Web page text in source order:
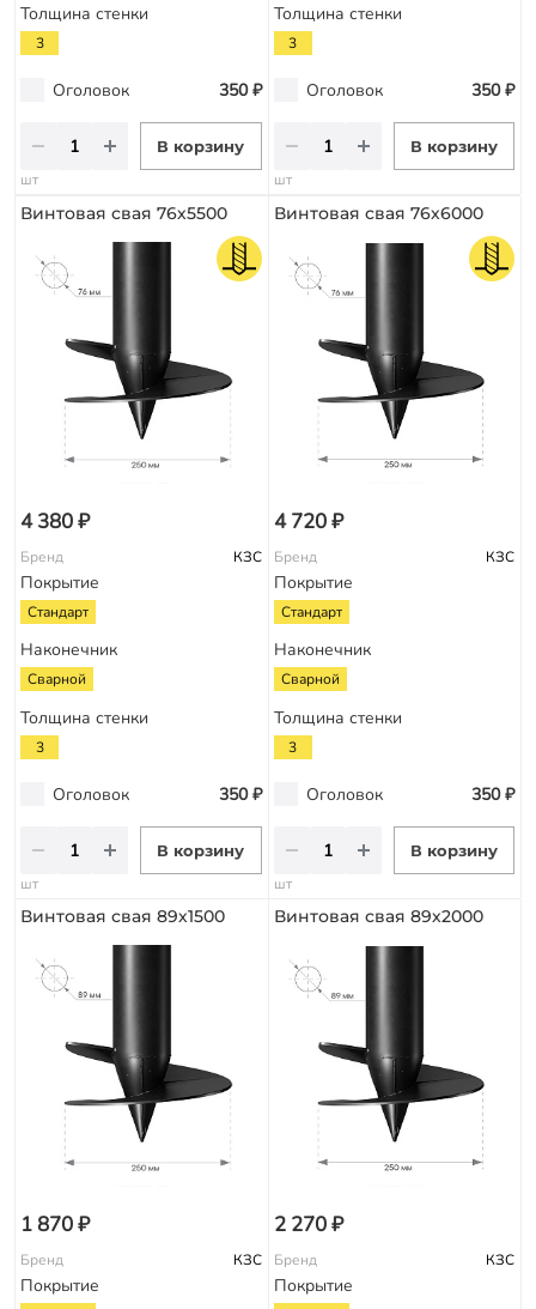
Толщина стенки
3
Оголовок 350 ₽
В корзину
шт
Толщина стенки
3
Оголовок 350 ₽
В корзину
шт
Винтовая свая 76х5500
4 380 ₽
Бренд КЗС
Покрытие
Стандарт
Наконечник
Сварной
Толщина стенки
3
Оголовок 350 ₽
В корзину
шт
Винтовая свая 76х6000
4 720 ₽
Бренд КЗС
Покрытие
Стандарт
Наконечник
Сварной
Толщина стенки
3
Оголовок 350 ₽
В корзину
шт
Винтовая свая 89х1500
1 870 ₽
Бренд КЗС
Покрытие
Винтовая свая 89х2000
2 270 ₽
Бренд КЗС
Покрытие